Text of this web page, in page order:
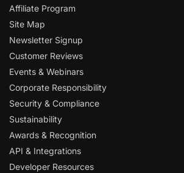
Affiliate Program
Site Map
Newsletter Signup
Customer Reviews
Events & Webinars
Corporate Responsibility
Security & Compliance
Sustainability
Awards & Recognition
API & Integrations
Developer Resources